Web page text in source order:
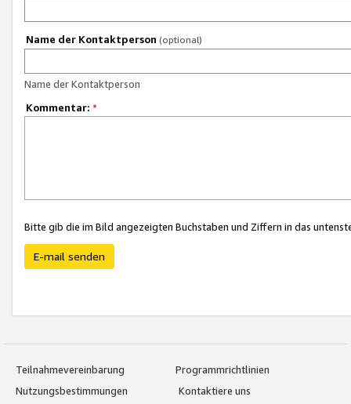
Name der Kontaktperson (optional)
Name der Kontaktperson
Kommentar: *
Bitte gib die im Bild angezeigten Buchstaben und Ziffern in das
E-mail senden
Teilnahmevereinbarung
Programmrichtlinien
Nutzungsbestimmungen
Kontaktiere uns